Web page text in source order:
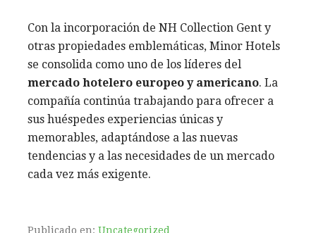
Con la incorporación de NH Collection Gent y
otras propiedades emblemáticas, Minor Hotels
se consolida como uno de los líderes del
mercado hotelero europeo y americano. La
compañía continúa trabajando para ofrecer a
sus huéspedes experiencias únicas y
memorables, adaptándose a las nuevas
tendencias y a las necesidades de un mercado
cada vez más exigente.
Publicado en: Uncategorized